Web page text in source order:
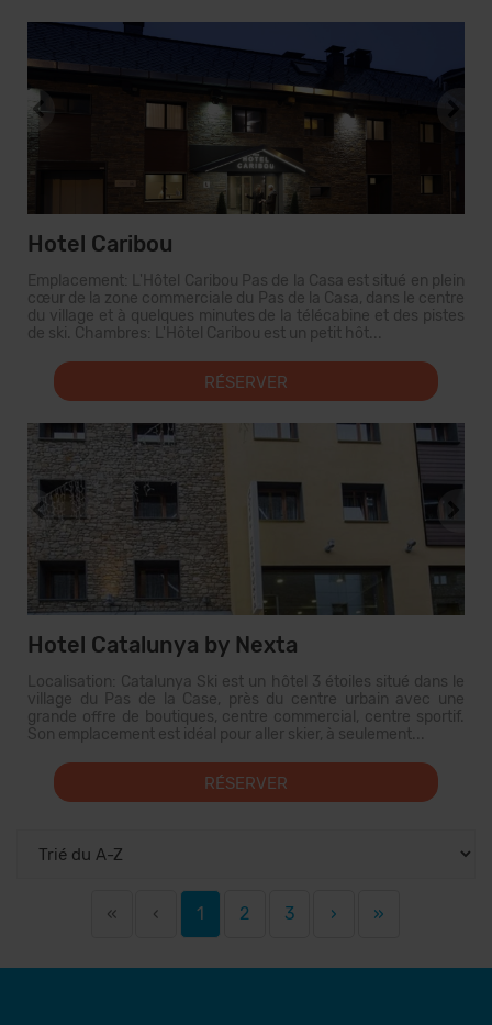
Hotel Caribou
Emplacement: L'Hôtel Caribou Pas de la Casa est situé en plein
cœur de la zone commerciale du Pas de la Casa, dans le centre
du village et à quelques minutes de la télécabine et des pistes
de ski. Chambres: L'Hôtel Caribou est un petit hôt...
RÉSERVER
Hotel Catalunya by Nexta
Localisation: Catalunya Ski est un hôtel 3 étoiles situé dans le
village du Pas de la Case, près du centre urbain avec une
grande offre de boutiques, centre commercial, centre sportif.
Son emplacement est idéal pour aller skier, à seulement...
RÉSERVER
« ‹ 1 2 3 › »